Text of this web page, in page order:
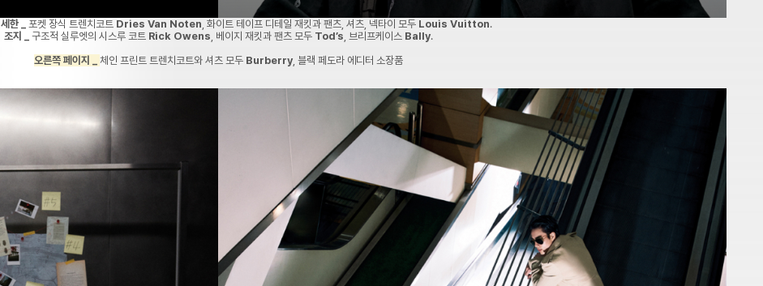
세한 _ 포켓 장식 트렌치코트 Dries Van Noten , 화이트 테이프 디테일 재킷과 팬츠, 셔츠, 넥타이 모두 Louis Vuitton.
조지 _ 구조적 실루엣의 시스루 코트 Rick Owens , 베이지 재킷과 팬츠 모두 Tod’s , 브리프케이스 Bally.
오른쪽 페이지 _ 체인 프린트 트렌치코트와 셔츠 모두 Burberry, 블랙 페도라 에디터 소장품